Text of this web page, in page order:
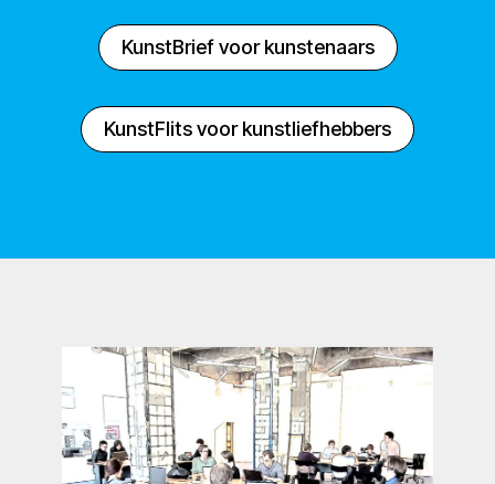
KunstBrief voor kunstenaars
KunstFlits voor kunstliefhebbers